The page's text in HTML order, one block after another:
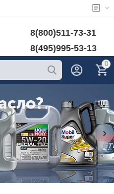
8(800)511-73-31
8(495)995-53-13
0